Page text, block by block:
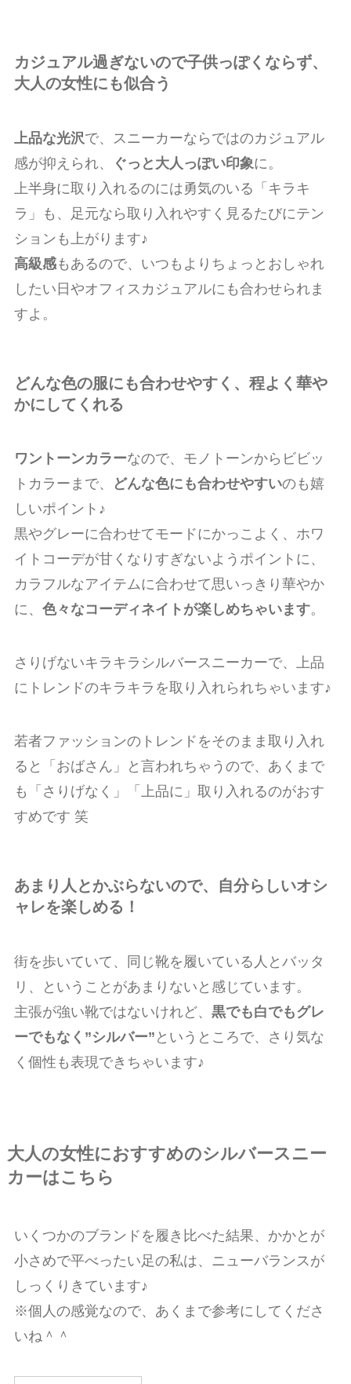
カジュアル過ぎないので子供っぽくならず、
大人の女性にも似合う
上品な光沢で、スニーカーならではのカジュアル
感が抑えられ、
ぐっと大人っぽい印象に。
上半身に取り入れるのには勇気のいる「キラキ
ラ」も、足元なら取り入れやすく見るたびにテン
ションも上がります♪
高級感もあるので、いつもよりちょっとおしゃれ
したい日やオフィスカジュアルにも合わせられま
すよ。
どんな色の服にも合わせやすく、程よく華や
かにしてくれる
ワントーンカラーなので、モノトーンからビビッ
トカラーまで、
どんな色にも合わせやすいのも嬉
しいポイント♪
黒やグレーに合わせてモードにかっこよく、ホワ
イトコーデが甘くなりすぎないようポイントに、
カラフルなアイテムに合わせて思いっきり華やか
に、 色々なコーディネイトが楽しめちゃいます。
さりげないキラキラシルバースニーカーで、上品
にトレンドのキラキラを取り入れられちゃいます♪
若者ファッションのトレンドをそのまま取り入れ
ると「おばさん」と言われちゃうので、あくまで
も「さりげなく」「上品に」取り入れるのがおす
すめです 笑
あまり人とかぶらないので、自分らしいオシ
ャレを楽しめる！
街を歩いていて、同じ靴を履いている人とバッタ
リ、ということがあまりないと感じています。
主張が強い靴ではないけれど、 黒でも白でもグレ
ーでもなく”シルバー” というところで、さり気な
く個性も表現できちゃいます♪
大人の女性におすすめのシルバースニー
カーはこちら
いくつかのブランドを履き比べた結果、かかとが
小さめで平べったい足の私は、ニューバランスが
しっくりきています♪
※個人の感覚なので、あくまで参考にしてくださ
いね＾＾